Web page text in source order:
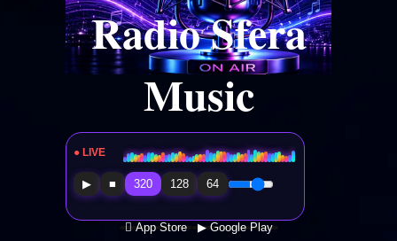
Radio Sfera
Music
● LIVE Radio Sfera Music
▶ ■ 320 128 64
 App Store ▶ Google Play